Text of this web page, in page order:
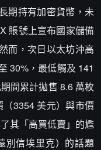
期持有加密貨幣，未
賬號上宣布國家儲備
而，次日以太坊沖高
30%，最低觸及 141
間累計拋售 8.6 萬枚
3354 美元）與市價
其「高買低賣」的尷
別信埃里克）的話題